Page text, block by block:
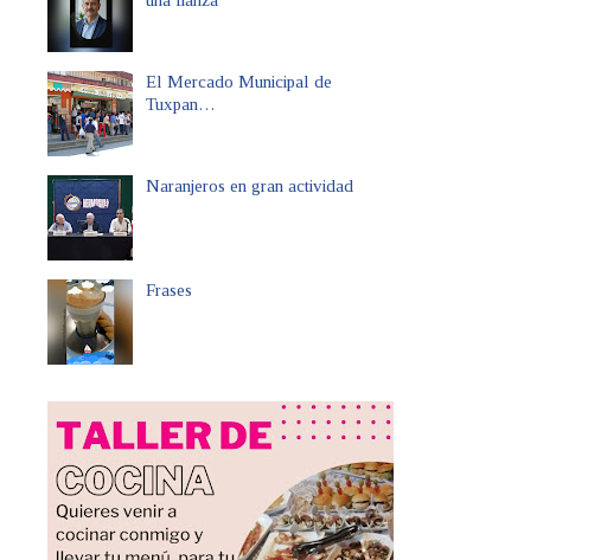
El Mercado Municipal de
Tuxpan…
Naranjeros en gran actividad
Frases